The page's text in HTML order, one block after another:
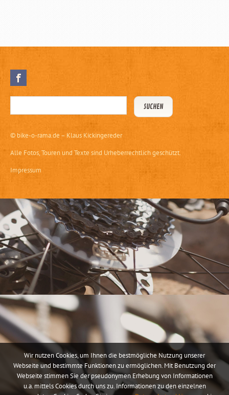
© bike-o-rama.de – Klaus Kickingereder
Alle Fotos, Touren und Texte sind Urheberrechtlich geschützt.
Impressum
Wir nutzen Cookies, um Ihnen die bestmögliche Nutzung unserer
Webseite und bestimmte Funktionen zu ermöglichen. Mit Benutzung der
Webseite stimmen Sie der pseudonymen Erhebung von Informationen
u.a. mittels Cookies durch uns zu. Informationen zu den einzelnen